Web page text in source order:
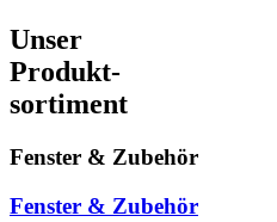
Unser
Produkt-
sortiment
Fenster & Zubehör
Fenster & Zubehör